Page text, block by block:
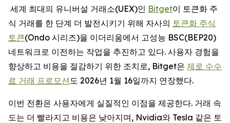
세계 최대의 유니버설 거래소(UEX)인 Bitget이 토큰화 주
식 거래를 한 단계 더 발전시키기 위해 자사의 토큰화 주식
토큰(Ondo 시리즈)을 이더리움에서 고성능 BSC(BEP20)
네트워크로 이전하는 작업을 추진하고 있다. 사용자 경험을
향상하고 비용을 절감하기 위한 조치로, Bitget은 제로 수수
료 거래 프로모션도 2026년 1월 16일까지 연장했다.
이번 전환은 사용자에게 실질적인 이점을 제공한다. 거래 속
도는 더 빨라지고 비용은 낮아지며, Nvidia와 Tesla 같은 토